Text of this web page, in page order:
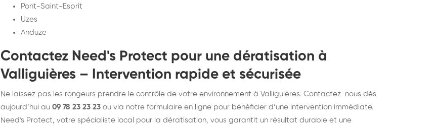
Pont-Saint-Esprit
Uzes
Anduze
Contactez Need's Protect pour une dératisation à
Valliguières – Intervention rapide et sécurisée
Ne laissez pas les rongeurs prendre le contrôle de votre environnement à Valliguières. Contactez-nous dès
aujourd’hui au 09 78 23 23 23 ou via notre formulaire en ligne pour bénéficier d’une intervention immédiate.
Need's Protect, votre spécialiste local pour la dératisation, vous garantit un résultat durable et une